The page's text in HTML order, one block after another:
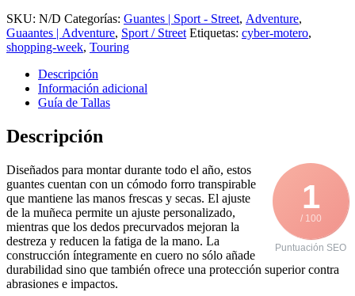
SKU: N/D Categorías: Guantes | Sport - Street, Adventure,
Guaantes | Adventure, Sport / Street Etiquetas: cyber-motero,
shopping-week, Touring
Descripción
Información adicional
Guía de Tallas
Descripción
1
/ 100
Puntuación SEO
Diseñados para montar durante todo el año, estos
guantes cuentan con un cómodo forro transpirable
que mantiene las manos frescas y secas. El ajuste
de la muñeca permite un ajuste personalizado,
mientras que los dedos precurvados mejoran la
destreza y reducen la fatiga de la mano. La
construcción íntegramente en cuero no sólo añade
durabilidad sino que también ofrece una protección superior contra
abrasiones e impactos.